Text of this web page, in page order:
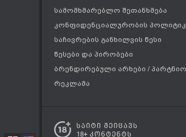
სამომხმარებლო შეთანხმება
კონფიდენციალურობის
საჩივრების განხილვის წესი
წესები და პირობები
ბრენდირებული არხები /
რეკლამა